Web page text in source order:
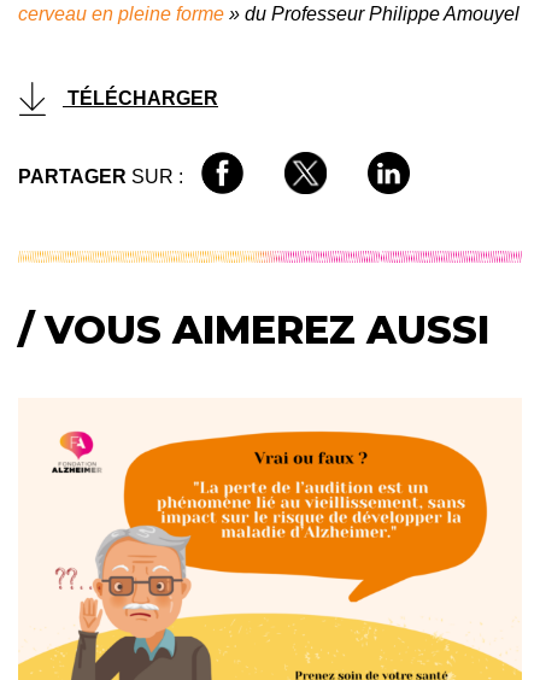
cerveau en pleine forme » du Professeur Philippe Amouyel
TÉLÉCHARGER
PARTAGER SUR :
/ VOUS AIMEREZ AUSSI